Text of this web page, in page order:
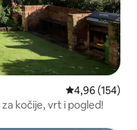
Prosječna
4,96 (154)
kočije, vrt i pogled!